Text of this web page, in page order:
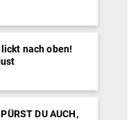
nach oben!
DU AUCH,